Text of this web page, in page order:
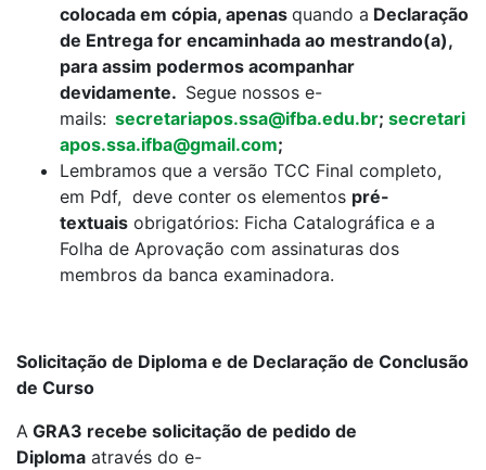
colocada em cópia, apenas quando a Declaração
de Entrega for encaminhada ao mestrando(a),
para assim podermos acompanhar
devidamente. Segue nossos e-
mails: secretariapos.ssa@ifba.edu.br; secretari
apos.ssa.ifba@gmail.com;
Lembramos que a versão TCC Final completo,
em Pdf, deve conter os elementos pré-
textuais obrigatórios: Ficha Catalográfica e a
Folha de Aprovação com assinaturas dos
membros da banca examinadora.
Solicitação de Diploma e de Declaração de Conclusão
de Curso
A GRA3 recebe solicitação de pedido de
Diploma através do e-